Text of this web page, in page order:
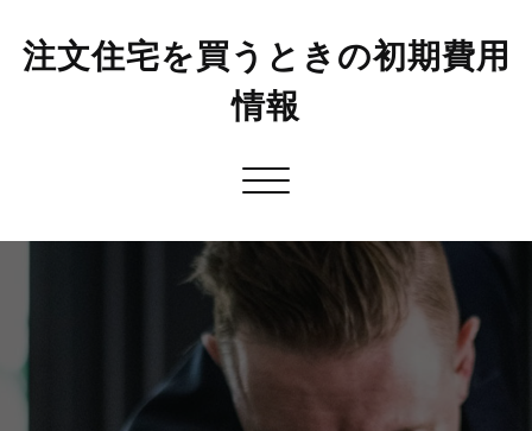
注文住宅を買うときの初期費用
情報
Toggle